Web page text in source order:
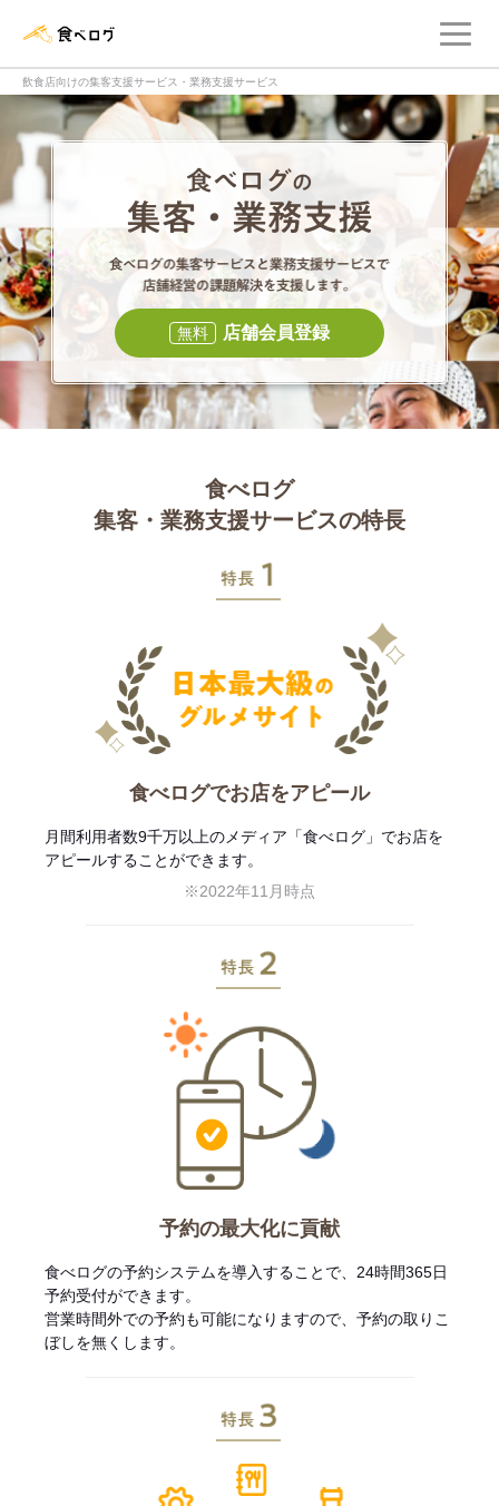
飲食店向けの集客支援サービス・業務支援サービス
食べログの集客
食べログの集
無料 店舗会員登録
食べログ
集客・業務支援サービスの特長
食べログでお店をアピール
月間利用者数9千万以上のメディア「食べログ」でお店を
アピールすることができます。
※2022年11月時点
予約の最大化に貢献
食べログの予約システムを導入することで、24時間365日
予約受付ができます。
営業時間外での予約も可能になりますので、予約の取りこ
ぼしを無くします。